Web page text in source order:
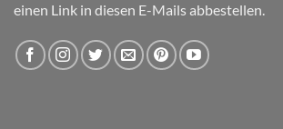
einen Link in diesen E-Mails abbestellen.